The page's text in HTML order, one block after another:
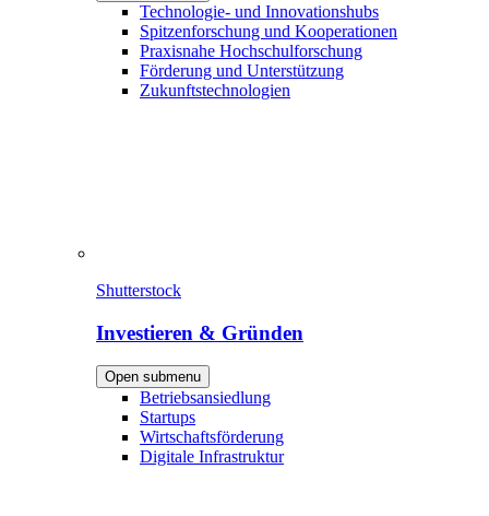
Technologie- und Innovationshubs
Spitzenforschung und Kooperationen
Praxisnahe Hochschulforschung
Förderung und Unterstützung
Zukunftstechnologien
Shutterstock
Investieren & Gründen
Open submenu
Betriebsansiedlung
Startups
Wirtschaftsförderung
Digitale Infrastruktur